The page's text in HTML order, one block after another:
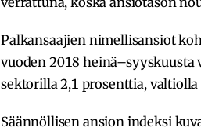
Palkansaajien nimellisansiot
vuoden 2018 heinä–syyskuusta
sektorilla 2,1 prosenttia,
Säännöllisen ansion indeksi